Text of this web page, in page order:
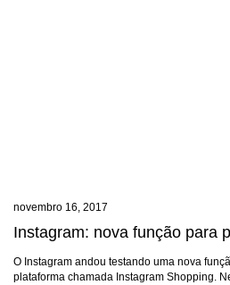
novembro 16, 2017
Instagram: nova função para
O Instagram andou testando uma nova
plataforma chamada Instagram Shopping.